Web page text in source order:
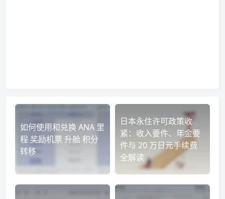
如何使用和兑换 ANA 里
程 奖励机票 升舱 积分
转移
日本永住许可政策收
紧：收入要件、年金要
件与 20 万日元手续费
全解读